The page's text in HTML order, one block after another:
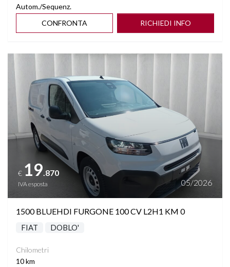
Autom./Sequenz.
CONFRONTA
RICHIEDI INFO
Vedi dettagli
€ 19.870
IVA esposta 05/2026
1500 BLUEHDI FURGONE 100 CV L2H1 KM 0
FIAT DOBLO'
Chilometri
10 km